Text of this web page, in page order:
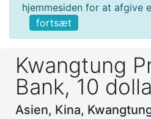
hjemmesiden for at afgive
fortsæt
Kwangtung
Bank, 10
Asien, Kina,